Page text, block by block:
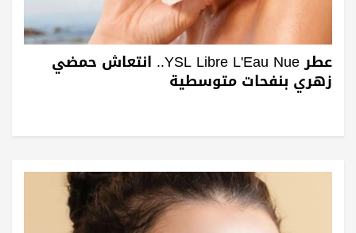
عطر YSL Libre L'Eau Nue.. انتعاش حمضي
زهري بنفحات متوسطية